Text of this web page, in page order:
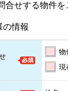
合せする物件
の情報
物
現